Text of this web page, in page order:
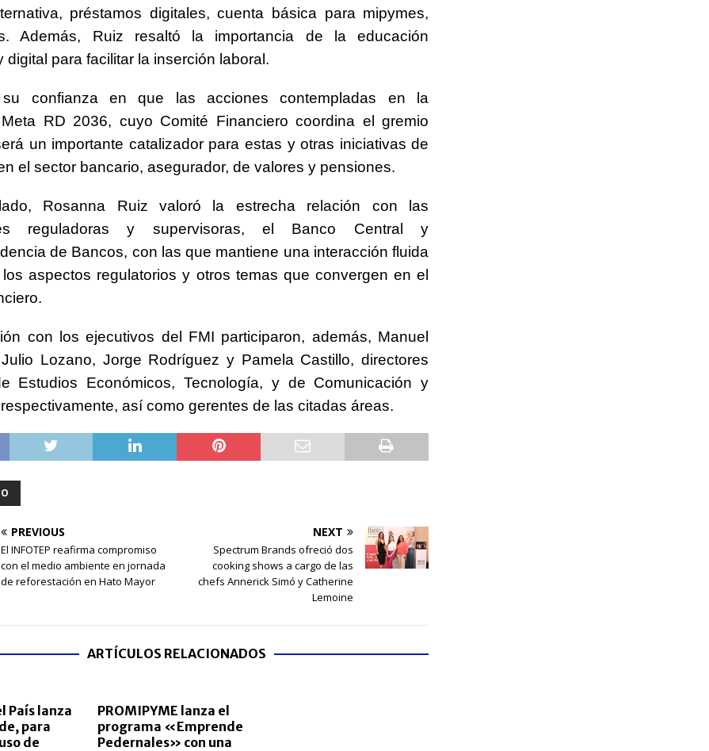
préstamos digitales, cuenta básica para mipymes,
Además, Ruiz resaltó la importancia de la educación
digital para facilitar la inserción laboral.
su confianza en que las acciones contempladas en la
RD 2036, cuyo Comité Financiero coordina el gremio
un importante catalizador para estas y otras iniciativas de
el sector bancario, asegurador, de valores y pensiones.
Rosanna Ruiz valoró la estrecha relación con las
reguladoras y supervisoras, el Banco Central y
de Bancos, con las que mantiene una interacción fluida
aspectos regulatorios y otros temas que convergen en el
con los ejecutivos del FMI participaron, además, Manuel
Lozano, Jorge Rodríguez y Pamela Castillo, directores
Estudios Económicos, Tecnología, y de Comunicación y
así como gerentes de las citadas áreas.
PREVIOUS
El INFOTEP reafirma compromiso
con el medio ambiente en jornada
de reforestación en Hato Mayor
NEXT
Spectrum Brands ofreció dos
cooking shows a cargo de las
chefs Annerick Simó y Catherine
Lemoine
ARTÍCULOS RELACIONADOS
País lanza
para
de
PROMIPYME lanza el
programa «Emprende
Pedernales» con una